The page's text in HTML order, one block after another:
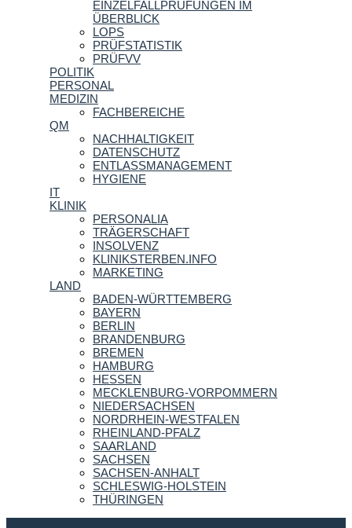
EINZELFALLPRÜFUNGEN IM
ÜBERBLICK
LOPS
PRÜFSTATISTIK
PRÜFVV
POLITIK
PERSONAL
MEDIZIN
FACHBEREICHE
QM
NACHHALTIGKEIT
DATENSCHUTZ
ENTLASSMANAGEMENT
HYGIENE
IT
KLINIK
PERSONALIA
TRÄGERSCHAFT
INSOLVENZ
KLINIKSTERBEN.INFO
MARKETING
LAND
BADEN-WÜRTTEMBERG
BAYERN
BERLIN
BRANDENBURG
BREMEN
HAMBURG
HESSEN
MECKLENBURG-VORPOMMERN
NIEDERSACHSEN
NORDRHEIN-WESTFALEN
RHEINLAND-PFALZ
SAARLAND
SACHSEN
SACHSEN-ANHALT
SCHLESWIG-HOLSTEIN
THÜRINGEN